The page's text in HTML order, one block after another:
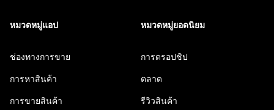
หมวดหมู่แอป
ช่องทางการขาย
การหาสินค้า
การขายสินค้า
หมวดหมู่ยอดนิยม
การดรอปชิป
ตลาด
รีวิวสินค้า